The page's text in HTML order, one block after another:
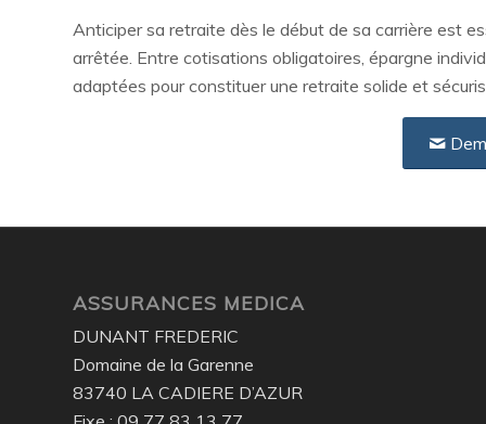
Anticiper sa retraite dès le début de sa carrière est
arrêtée. Entre cotisations obligatoires, épargne
adaptées pour constituer une retraite solide et
ASSURANCES MEDICA
DUNANT FREDERIC
Domaine de la Garenne
83740 LA CADIERE D’AZUR